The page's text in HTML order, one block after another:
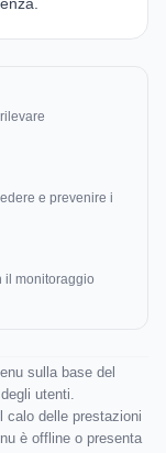
e prevenire i
il monitoraggio
sulla base del
utenti.
calo delle prestazioni
è offline o presenta